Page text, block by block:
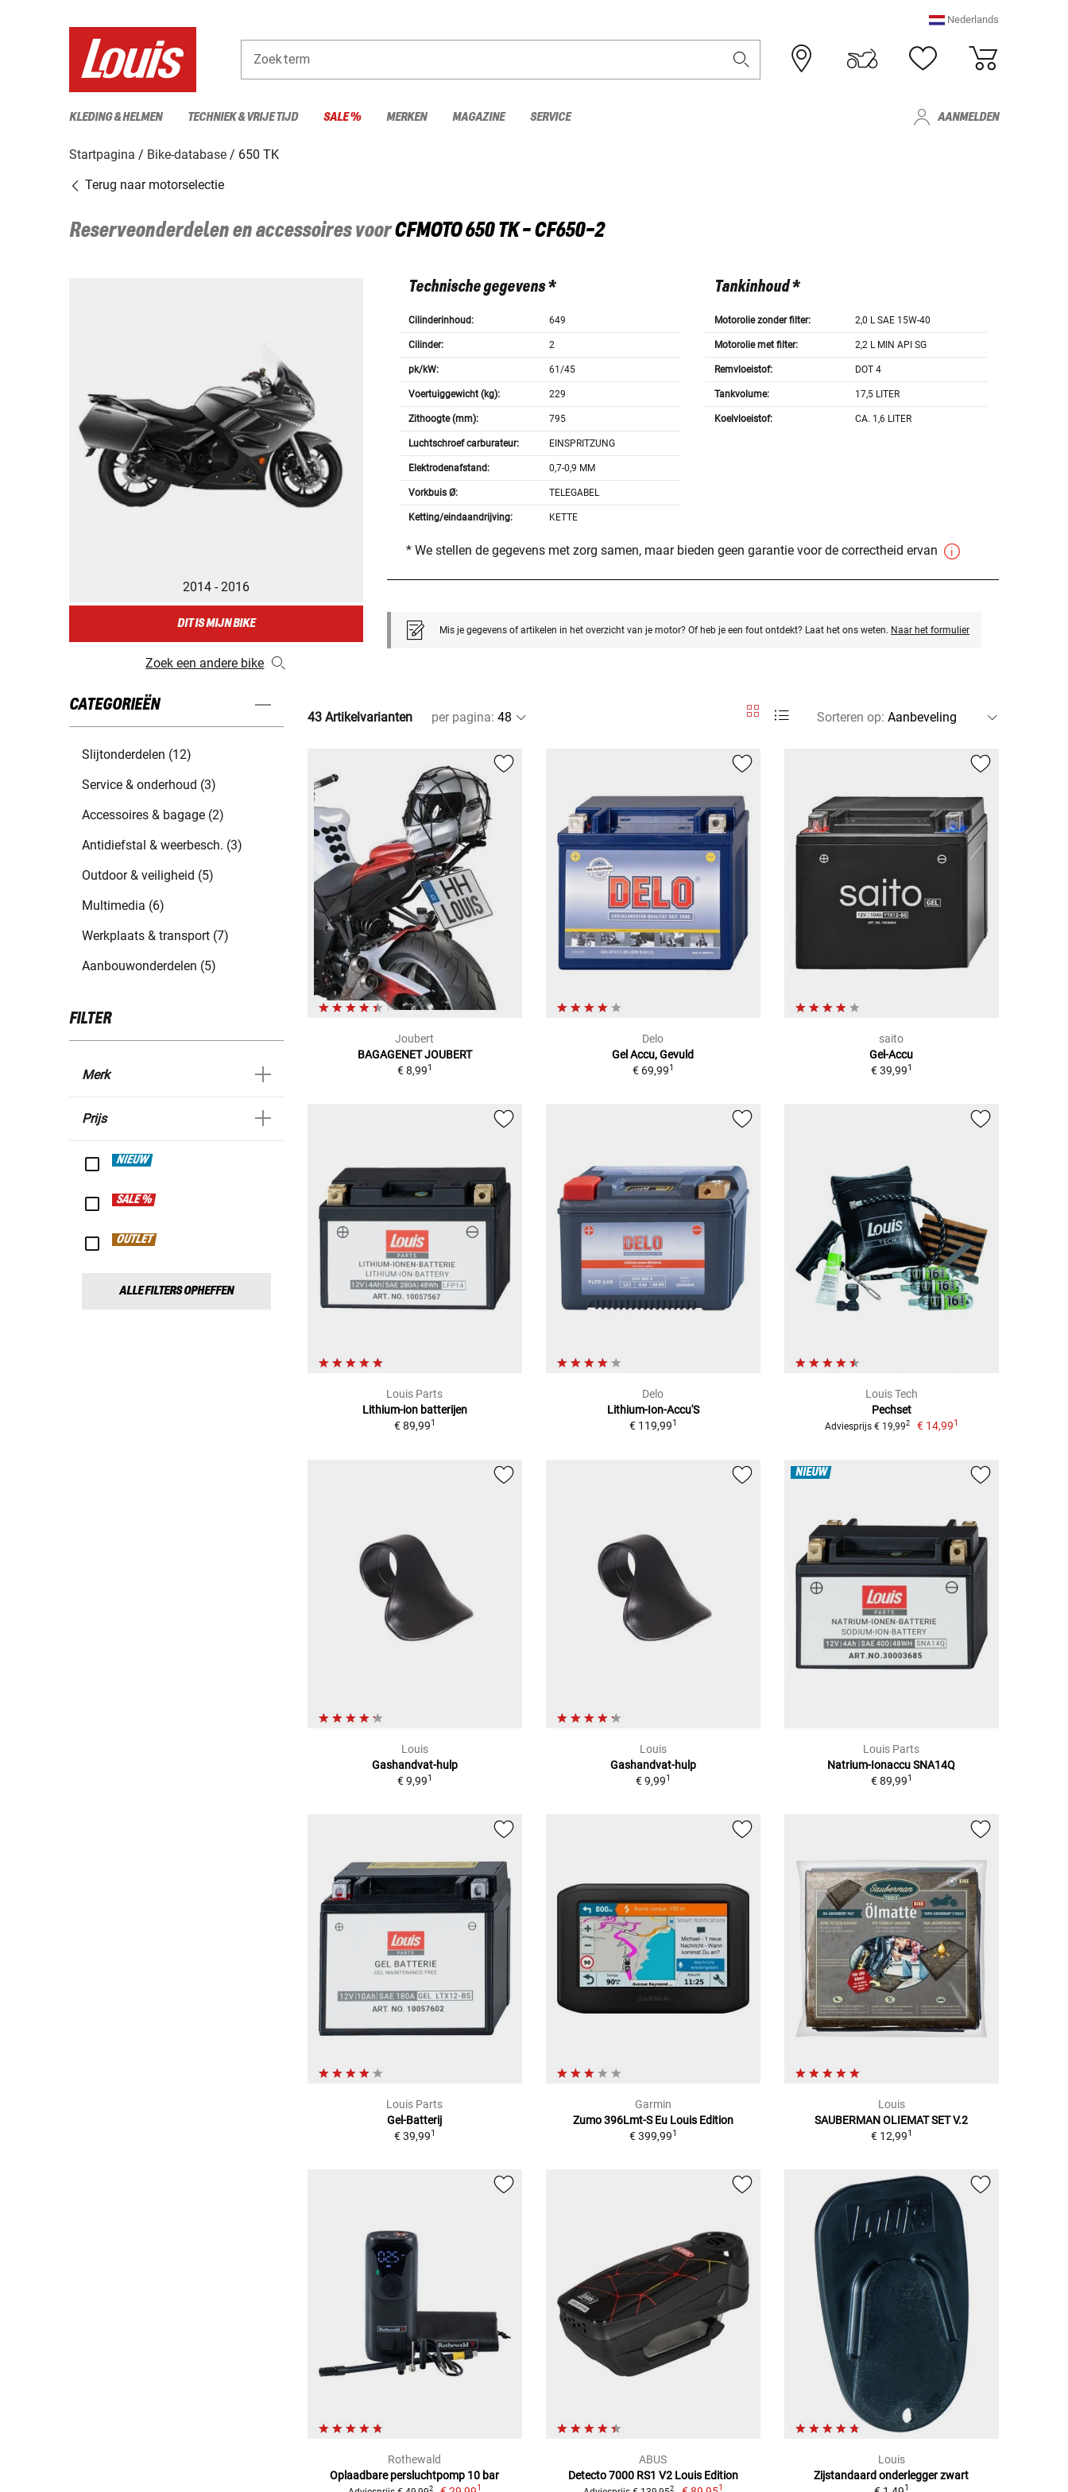
Nederlands
Zoekterm
KLEDING & HELMEN TECHNIEK & VRIJE TIJD SALE % MERKEN MAGAZINE SERVICE AANMELDEN
Startpagina Bike-database
650 TK
Terug naar motorselectie
Reserveonderdelen en accessoires voorCFMOTO650 TK - CF650-2
2014 - 2016
DIT IS MIJN BIKE
Zoek een andere bike
Technische gegevens *
Cilinderinhoud: 649
Cilinder: 2
pk/kW: 61/45
Voertuiggewicht (kg): 229
Zithoogte (mm): 795
Luchtschroef carburateur: EINSPRITZUNG
Elektrodenafstand: 0,7-0,9 MM
Vorkbuis Ø: TELEGABEL
Ketting/eindaandrijving: KETTE
Tankinhoud *
Motorolie zonder filter: 2,0 L SAE 15W-40
Motorolie met filter: 2,2 L MIN API SG
Remvloeistof: DOT 4
Tankvolume: 17,5 LITER
Koelvloeistof: CA. 1,6 LITER
* We stellen de gegevens met zorg samen, maar bieden geen garantie voor de correctheid ervan
Mis je gegevens of artikelen in het overzicht van je motor? Of heb je een fout ontdekt? Laat het ons weten. Naar het formulier
CATEGORIEËN
Slijtonderdelen (12)
Service & onderhoud (3)
Accessoires & bagage (2)
Antidiefstal & weerbesch. (3)
Outdoor & veiligheid (5)
Multimedia (6)
Werkplaats & transport (7)
Aanbouwonderdelen (5)
FILTER
Merk
Prijs
NIEUW
SALE %
OUTLET
ALLE FILTERS OPHEFFEN
43 Artikelvarianten per pagina: Sorteren op:
Joubert
BAGAGENET JOUBERT
€ 8,991
Delo
Gel Accu, Gevuld
€ 69,991
saito
Gel-Accu
€ 39,991
Louis Parts
Lithium-ion batterijen
€ 89,991
Delo
Lithium-Ion-Accu'S
€ 119,991
Louis Tech
Pechset
Adviesprijs € 19,992 € 14,991
Louis
Gashandvat-hulp
€ 9,991
Louis
Gashandvat-hulp
€ 9,991
NIEUW
Louis Parts
Natrium-Ionaccu SNA14Q
€ 89,991
Louis Parts
Gel-Batterij
€ 39,991
Garmin
Zumo 396Lmt-S Eu Louis Edition
€ 399,991
Louis
SAUBERMAN OLIEMAT SET V.2
€ 12,991
Rothewald
Oplaadbare persluchtpomp 10 bar
2 1
ABUS
Detecto 7000 RS1 V2 Louis Edition
2 1
Louis
Zijstandaard onderlegger zwart
1